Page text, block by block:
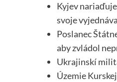
Kyjev
svoje
Poslanec
aby zvládol
Ukrajinskí
Územie